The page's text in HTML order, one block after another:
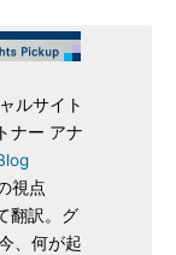
ルサイト
ナー アナ
視点
翻訳。グ
、何が起